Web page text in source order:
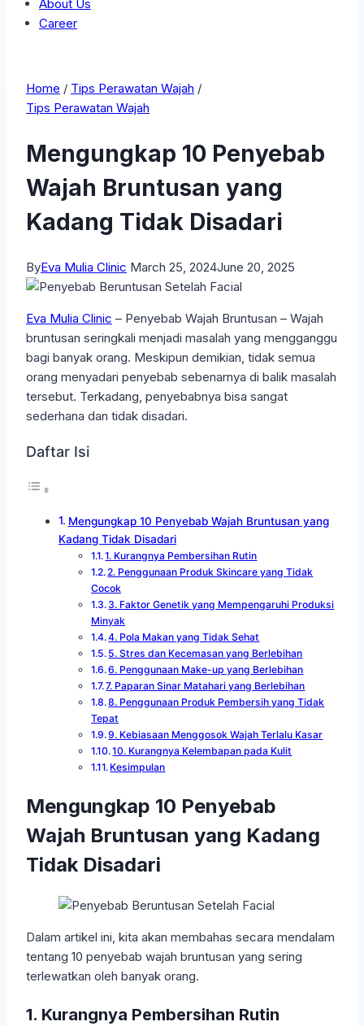
About Us
Career
Home / Tips Perawatan Wajah /
Tips Perawatan Wajah
Mengungkap 10 Penyebab
Wajah Bruntusan yang
Kadang Tidak Disadari
ByEva Mulia Clinic March 25, 2024June 20, 2025
Eva Mulia Clinic – Penyebab Wajah Bruntusan – Wajah
bruntusan seringkali menjadi masalah yang mengganggu
bagi banyak orang. Meskipun demikian, tidak semua
orang menyadari penyebab sebenarnya di balik masalah
tersebut. Terkadang, penyebabnya bisa sangat
sederhana dan tidak disadari.
Daftar Isi
Mengungkap 10 Penyebab Wajah Bruntusan yang
Kadang Tidak Disadari
1. Kurangnya Pembersihan Rutin
2. Penggunaan Produk Skincare yang Tidak
Cocok
3. Faktor Genetik yang Mempengaruhi Produksi
Minyak
4. Pola Makan yang Tidak Sehat
5. Stres dan Kecemasan yang Berlebihan
6. Penggunaan Make-up yang Berlebihan
7. Paparan Sinar Matahari yang Berlebihan
8. Penggunaan Produk Pembersih yang Tidak
Tepat
9. Kebiasaan Menggosok Wajah Terlalu Kasar
10. Kurangnya Kelembapan pada Kulit
Kesimpulan
Mengungkap 10 Penyebab
Wajah Bruntusan yang Kadang
Tidak Disadari
Dalam artikel ini, kita akan membahas secara mendalam
tentang 10 penyebab wajah bruntusan yang sering
terlewatkan oleh banyak orang.
1. Kurangnya Pembersihan Rutin